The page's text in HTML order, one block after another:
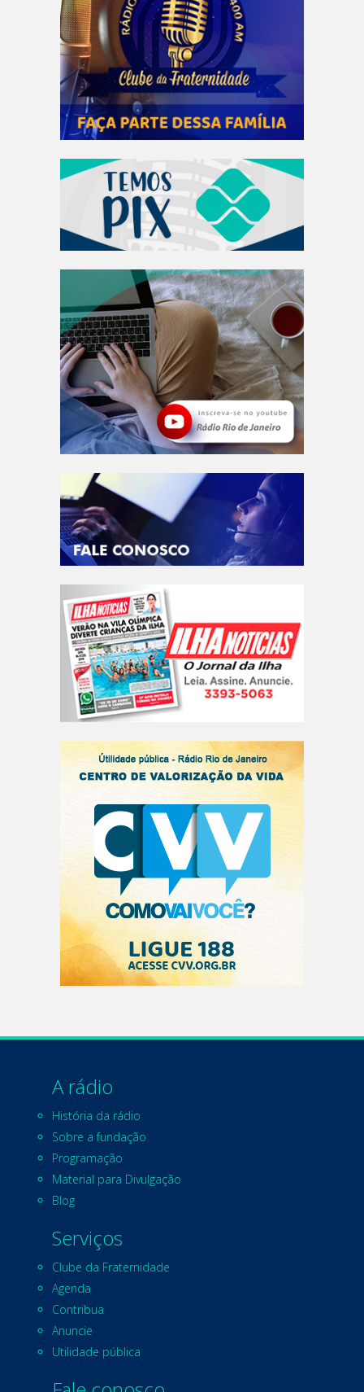
A rádio
História da rádio
Sobre a fundação
Programação
Material para Divulgação
Blog
Serviços
Clube da Fraternidade
Agenda
Contribua
Anuncie
Utilidade pública